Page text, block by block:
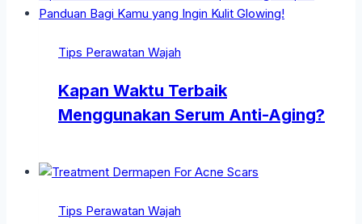
Tips Perawatan Wajah
Kapan Waktu Terbaik
Menggunakan Serum Anti-Aging?
Tips Perawatan Wajah